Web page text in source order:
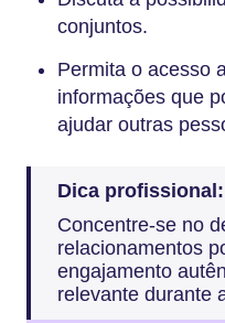
conjuntos.
Permita o acesso
informações que
ajudar outras
Dica profissional:
Concentre-se no
relacionamentos
engajamento
relevante durante